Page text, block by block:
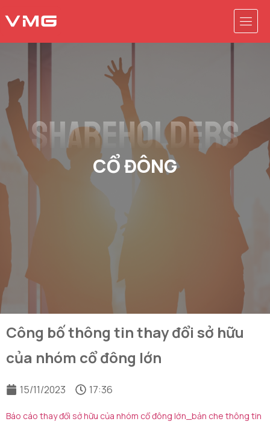
CỔ ĐÔNG
Công bố thông tin thay đổi sở hữu
của nhóm cổ đông lớn
15/11/2023 17:36
Báo cáo thay đổi sở hữu của nhóm cổ đông lớn_bản che thông tin